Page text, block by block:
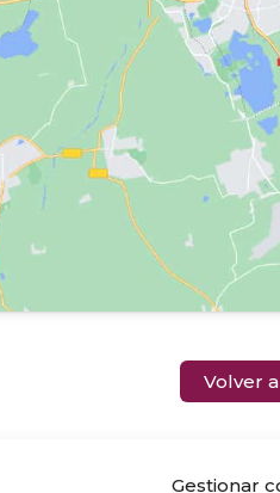
Gestionar
Volver